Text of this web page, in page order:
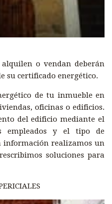
o vendan deberán
su certificado energético.
de tu inmueble en
oficinas o edificios.
del edificio mediante el
empleados y el tipo de
información realizamos un
soluciones para